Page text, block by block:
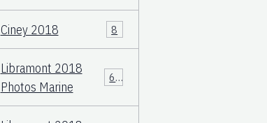
Ciney 2018 8
Libramont 2018
Photos Marine
66